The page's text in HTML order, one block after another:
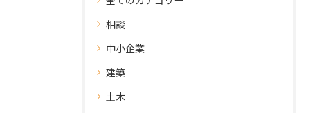
相談
中小企業
建築
土木